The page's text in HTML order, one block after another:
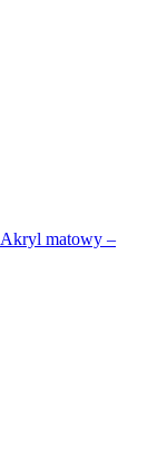
Akryl matowy –